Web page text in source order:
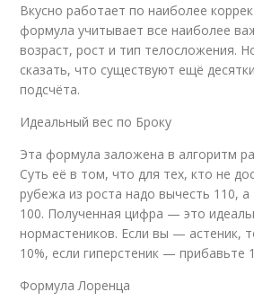
Вкусно работает по наиболее
формула учитывает все наиболее
возраст, рост и тип телосложения.
сказать, что существуют ещё
подсчёта.
Идеальный вес по Броку
Эта формула заложена в алгоритм
Суть её в том, что для тех, кто не
рубежа из роста надо вычесть 110,
100. Полученная цифра — это
нормастеников. Если вы — астеник,
10%, если гиперстеник — прибавьте
Формула Лоренца